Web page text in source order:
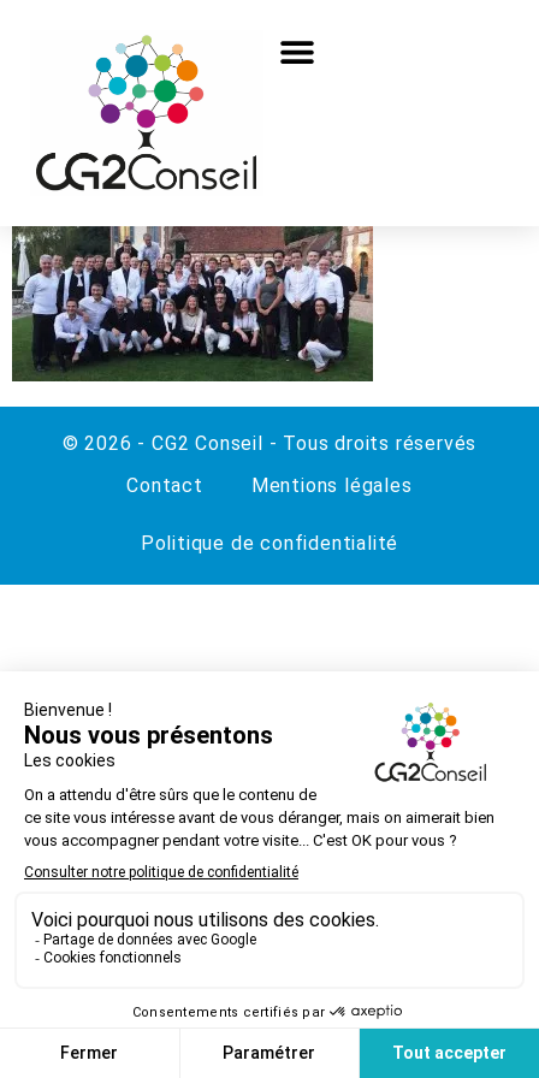
© 2026 - CG2 Conseil - Tous droits réservés
Contact
Mentions légales
Politique de confidentialité